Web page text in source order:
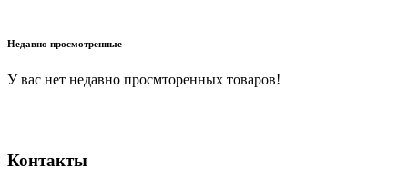
Недавно просмотренные
У вас нет недавно просмторенных товаров!
Контакты